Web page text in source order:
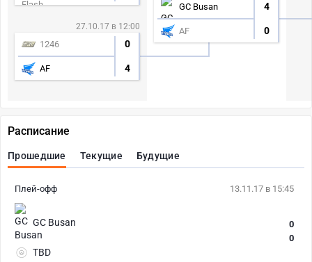
27.10.17 в 12:00
1246 0
AF 4
GC Busan 4
AF 0
Расписание
Прошедшие Текущие Будущие
13.11.17 в 15:45
GC Busan
TBD
0
0
Плей-офф